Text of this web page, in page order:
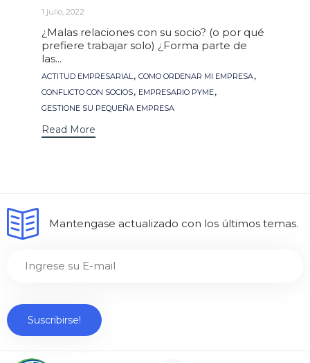
1 julio, 2022
¿Malas relaciones con su socio? (o por qué
prefiere trabajar solo) ¿Forma parte de
las...
Tags
ACTITUD EMPRESARIAL, COMO ORDENAR MI EMPRESA,
CONFLICTO CON SOCIOS, EMPRESARIO PYME,
GESTIONE SU PEQUEÑA EMPRESA
Read More
Mantengase actualizado con los últimos temas.